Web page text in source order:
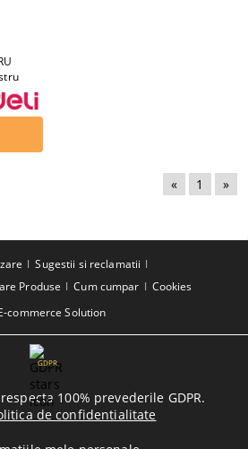
« 1 »
commerce Solution
Sugestii si reclamatii
Produse Cum cumpar Cookies
GDPR
100% prevederile GDPR.
de confidentialitate